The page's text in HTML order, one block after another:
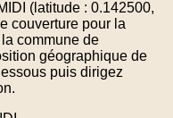
(latitude : 0.142500,
couverture pour la
commune de
géographique de
puis dirigez